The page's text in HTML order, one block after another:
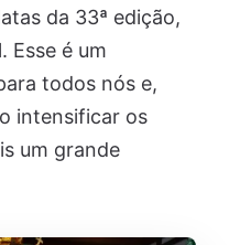
da 33ª edição,
Esse é um
todos nós e,
intensificar os
um grande